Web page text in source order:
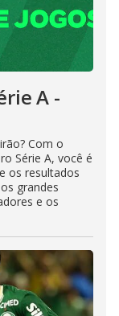
A -
Com o
Série A, você é
os resultados
grandes
e os